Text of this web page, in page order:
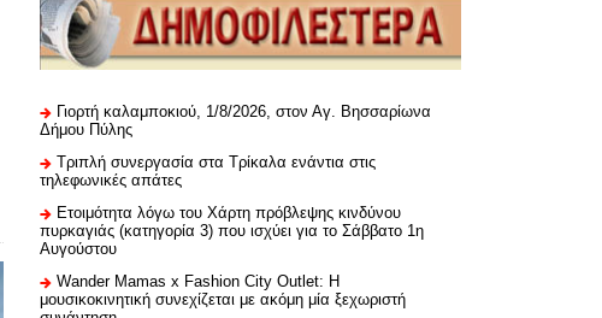
Γιορτή καλαμποκιού, 1/8/2026, στον Αγ. Βησσαρίωνα
Δήμου Πύλης
Τριπλή συνεργασία στα Τρίκαλα ενάντια στις
τηλεφωνικές απάτες
Ετοιμότητα λόγω του Χάρτη πρόβλεψης κινδύνου
πυρκαγιάς (κατηγορία 3) που ισχύει για το Σάββατο 1η
Αυγούστου
Wander Mamas x Fashion City Outlet: Η
μουσικοκινητική συνεχίζεται με ακόμη μία ξεχωριστή